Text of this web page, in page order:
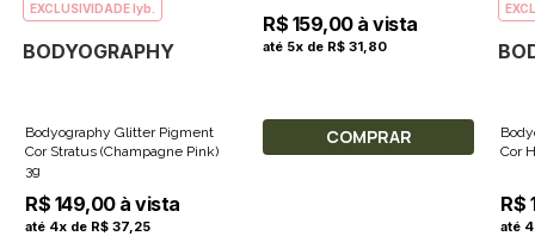
EXCLUSIVIDADE lyb.
BODYOGRAPHY
Bodyography Glitter Pigment
Cor Stratus (Champagne Pink)
3g
R$ 149,00 à vista
até 4x de R$ 37,25
R$ 159,00 à vista
até 5x de R$ 31,80
COMPRAR
Cor
R$
até